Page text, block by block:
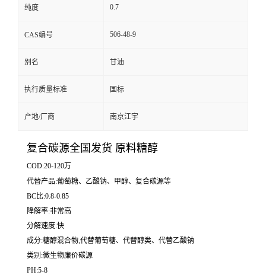
纯度 0.7
CAS编号 506-48-9
别名 甘油
执行质量标准 国标
产地/厂商 南京江宇
复合碳源全国发货 原料糖醇
COD:20-120万
代替产品:葡萄糖、乙酸钠、甲醇、复合碳源等
BC比:0.8-0.85
降解率:非常高
分解速度:快
成分:糖醇混合物,代替葡萄糖、代替醇类、代替乙酸钠
类别:微生物廉价碳源
PH:5-8